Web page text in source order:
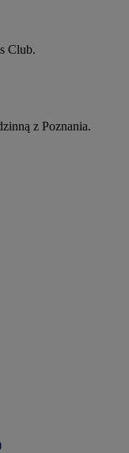
Club.
z Poznania.